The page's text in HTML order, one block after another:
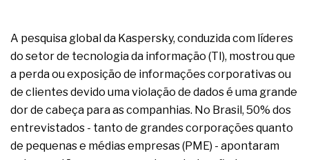
A pesquisa global da Kaspersky, conduzida com líderes
do setor de tecnologia da informação (TI), mostrou que
a perda ou exposição de informações corporativas ou
de clientes devido uma violação de dados é uma grande
dor de cabeça para as companhias. No Brasil, 50% dos
entrevistados - tanto de grandes corporações quanto
de pequenas e médias empresas (PME) - apontaram